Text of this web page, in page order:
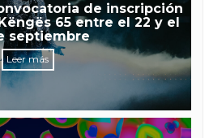
de inscripción
65 entre el 22 y el
septiembre
Leer más